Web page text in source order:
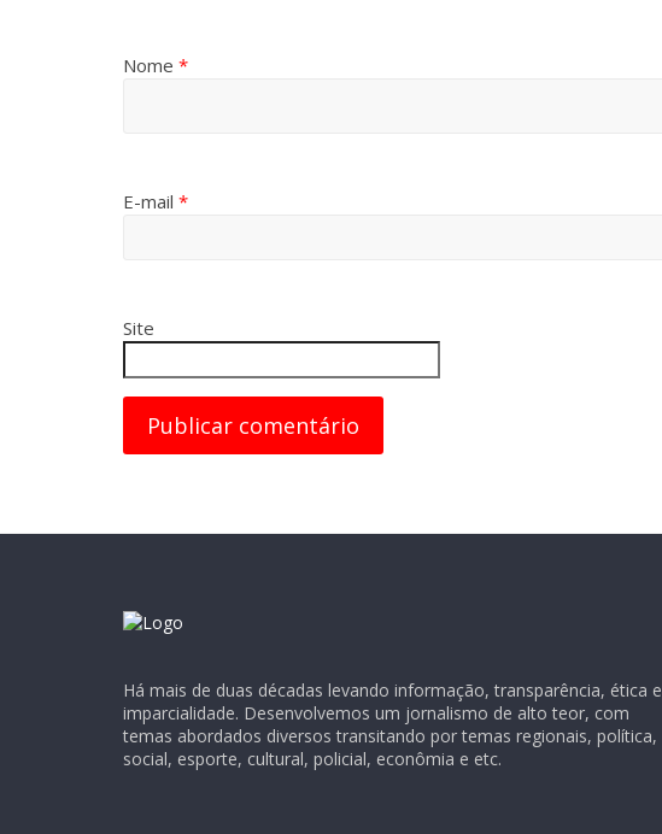
Nome *
E-mail *
Site
Há mais de duas décadas levando informação, transparência, ética e
imparcialidade. Desenvolvemos um jornalismo de alto teor, com
temas abordados diversos transitando por temas regionais, política,
social, esporte, cultural, policial, econômia e etc.